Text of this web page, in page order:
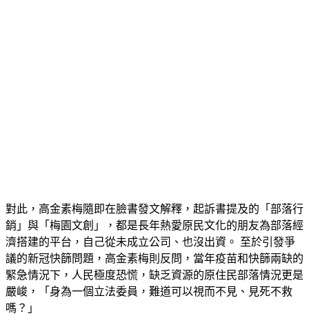
對此，高金素梅隨即在臉書發文解釋，起訴書提及的「部落行
銷」與「梅園文創」，都是長年熱愛原民文化的朋友為部落經
濟搭建的平台，自己從未成立公司、也沒出資。 至於引發爭
議的新冠快篩問題，高金素梅則反問，當年疫苗和快篩兩缺的
緊急情況下，人民極度恐慌，缺乏資源的原住民部落情況更是
嚴峻，「身為一個立法委員，難道可以視而不見、見死不救
嗎？」